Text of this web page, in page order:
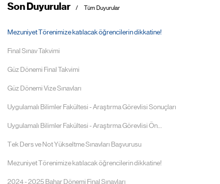
Son Duyurular Tüm Duyurular
Mezuniyet Törenimize katılacak öğrencilerin dikkatine!
Final Sınav Takvimi
Güz Dönemi Final Takvimi
Güz Dönemi Vize Sınavları
Uygulamalı Bilimler Fakültesi - Araştırma Görevlisi Sonuçları
Uygulamalı Bilimler Fakültesi - Araştırma Görevlisi Ön...
Tek Ders ve Not Yükseltme Sınavları Başvurusu
Mezuniyet Törenimize katılacak öğrencilerin dikkatine!
2024 - 2025 Bahar Dönemi Final Sınavları